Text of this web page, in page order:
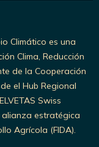
Climático es una
Clima, Reducción
de la Cooperación
el Hub Regional
Swiss
alianza estratégica
Agrícola (FIDA).